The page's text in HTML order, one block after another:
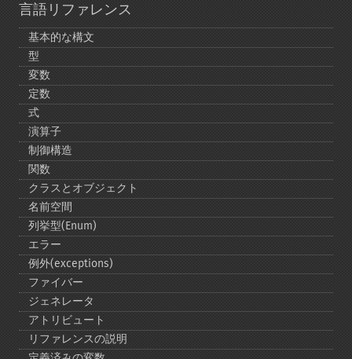
言語リファレンス
基本的な構文
型
変数
定数
式
演算子
制御構造
関数
クラスとオブジェクト
名前空間
列挙型(Enum)
エラー
例外(exceptions)
ファイバー
ジェネレータ
アトリビュート
リファレンスの説明